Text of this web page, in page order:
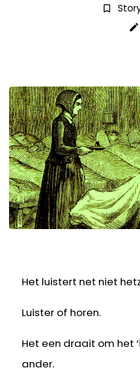
bookmark_border
create
Het luistert net niet
Luister of horen.
Het een draait om het
ander.